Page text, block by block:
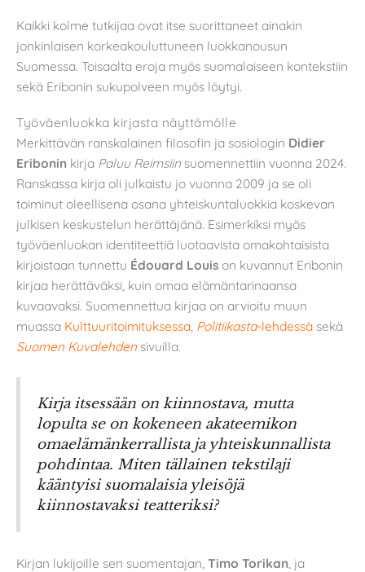
Kaikki kolme tutkijaa ovat itse suorittaneet ainakin
jonkinlaisen korkeakouluttuneen luokkanousun
Suomessa. Toisaalta eroja myös suomalaiseen kontekstiin
sekä Eribonin sukupolveen myös löytyi.
Työväenluokka kirjasta näyttämölle
Merkittävän ranskalainen filosofin ja sosiologin Didier
Eribonin kirja Paluu Reimsiin suomennettiin vuonna 2024.
Ranskassa kirja oli julkaistu jo vuonna 2009 ja se oli
toiminut oleellisena osana yhteiskuntaluokkia koskevan
julkisen keskustelun herättäjänä. Esimerkiksi myös
työväenluokan identiteettiä luotaavista omakohtaisista
kirjoistaan tunnettu Édouard Louis on kuvannut Eribonin
kirjaa herättäväksi, kuin omaa elämäntarinaansa
kuvaavaksi. Suomennettua kirjaa on arvioitu muun
muassa Kulttuuritoimituksessa Politiikasta-lehdessä sekä
Suomen Kuvalehdensivuilla.
Kirja itsessään on kiinnostava, mutta
lopulta se on kokeneen akateemikon
omaelämänkerrallista ja yhteiskunnallista
pohdintaa. Miten tällainen tekstilaji
kääntyisi suomalaisia yleisöjä
kiinnostavaksi teatteriksi?
Kirjan lukijoille sen suomentajan, Timo Torikan , ja